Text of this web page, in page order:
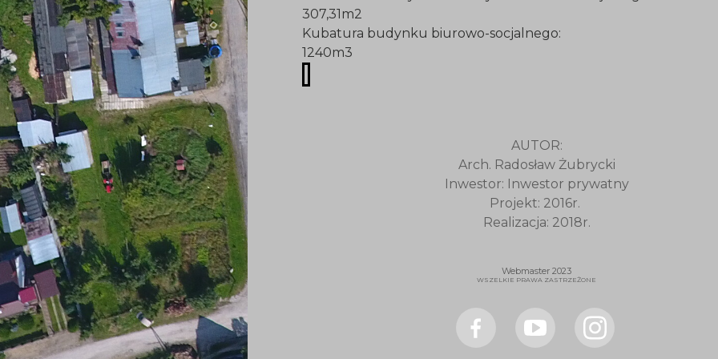
Webmaster 2023
WSZELKIE PRAWA ZASTRZEŻONE
307,31m2
Kubatura budynku biurowo-
1240m3
AUTOR:
Arch. Radosław Żubrycki
Inwestor: Inwestor prywatny
Projekt: 2016r.
Realizacja: 2018r.